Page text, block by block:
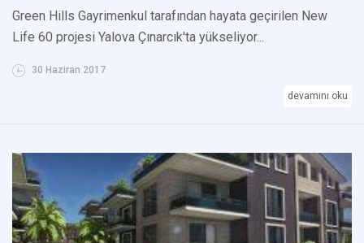
Green Hills Gayrimenkul tarafından hayata geçirilen New
Life 60 projesi Yalova Çınarcık'ta yükseliyor...
30 Haziran 2017
devamını oku